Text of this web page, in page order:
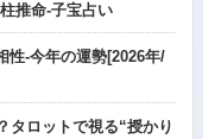
推命-子宝占い
性-今年の運勢[2026年/
タロットで視る“授かり